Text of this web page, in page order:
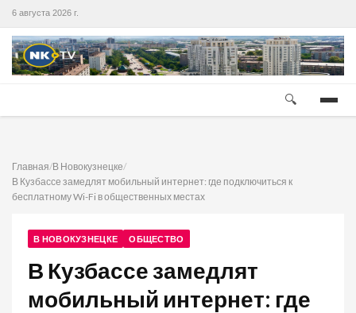
6 августа 2026 г.
🔍
Главная/В Новокузнецке/
В Кузбассе замедлят мобильный интернет: где подключиться к
бесплатному Wi-Fi в общественных местах
В НОВОКУЗНЕЦКЕ ОБЩЕСТВО
В Кузбассе замедлят
мобильный интернет: где